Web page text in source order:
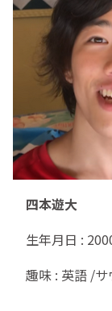
四本遊大
生年月日 :
趣味 : 英語 /サ